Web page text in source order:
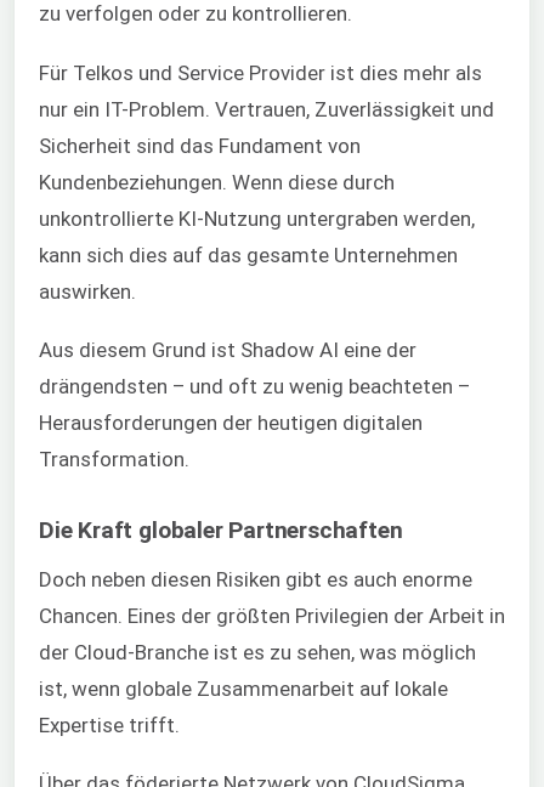
zu verfolgen oder zu kontrollieren.
Für Telkos und Service Provider ist dies mehr als
nur ein IT-Problem. Vertrauen, Zuverlässigkeit und
Sicherheit sind das Fundament von
Kundenbeziehungen. Wenn diese durch
unkontrollierte KI-Nutzung untergraben werden,
kann sich dies auf das gesamte Unternehmen
auswirken.
Aus diesem Grund ist Shadow AI eine der
drängendsten – und oft zu wenig beachteten –
Herausforderungen der heutigen digitalen
Transformation.
Die Kraft globaler Partnerschaften
Doch neben diesen Risiken gibt es auch enorme
Chancen. Eines der größten Privilegien der Arbeit in
der Cloud-Branche ist es zu sehen, was möglich
ist, wenn globale Zusammenarbeit auf lokale
Expertise trifft.